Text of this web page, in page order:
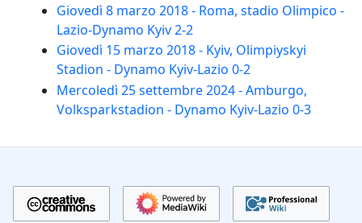
Giovedì 8 marzo 2018 - Roma, stadio Olimpico -
Lazio-Dynamo Kyiv 2-2
Giovedì 15 marzo 2018 - Kyiv, Olimpiyskyi
Stadion - Dynamo Kyiv-Lazio 0-2
Mercoledì 25 settembre 2024 - Amburgo,
Volksparkstadion - Dynamo Kyiv-Lazio 0-3